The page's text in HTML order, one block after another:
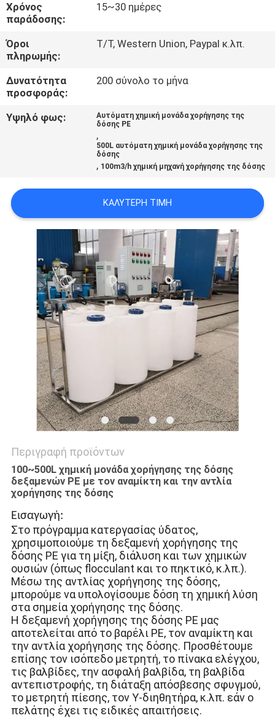
ΕΙΔΉΣΕΙΣ
ΖΗΤΉΣΤΕ
ΈΝΑ
ΑΠΌΣΠΑΣΜΑ
POLICY
Χρόνος
παράδοσης:
15~30 ημέρες
Όροι
πληρωμής:
T/T, Western Union, Paypal κ.λπ.
Δυνατότητα
προσφοράς:
200 σύνολο το μήνα
Υψηλό φως:
Αυτόματη χημική μονάδα χορήγησης της
δόσης PE
,
500L αυτόματη χημική μονάδα χορήγησης της
δόσης
, 100m3/h χημική μηχανή χορήγησης της δόσης
ΚΑΛΎΤΕΡΗ ΤΙΜΉ
Περιγραφή προϊόντων
100~500L χημική μονάδα χορήγησης της δόσης
δεξαμενών PE με τον αναμίκτη και την αντλία
χορήγησης της δόσης
Εισαγωγή:
Στο πρόγραμμα κατεργασίας ύδατος,
χρησιμοποιούμε τη δεξαμενή χορήγησης της
δόσης PE για τη μίξη, διάλυση και των χημικών
ουσιών (όπως flocculant και το πηκτικό, κ.λπ.).
Μέσω της αντλίας χορήγησης της δόσης,
μπορούμε να υπολογίσουμε δόση τη χημική λύση
στα σημεία χορήγησης της δόσης.
Η δεξαμενή χορήγησης της δόσης PE μας
αποτελείται από το βαρέλι PE, τον αναμίκτη και
την αντλία χορήγησης της δόσης. Προσθέτουμε
επίσης τον ισόπεδο μετρητή, το πίνακα ελέγχου,
τις βαλβίδες, την ασφαλή βαλβίδα, τη βαλβίδα
αντεπιστροφής, τη διάταξη απόσβεσης σφυγμού,
το μετρητή πίεσης, τον Υ-διηθητήρα, κ.λπ. εάν ο
πελάτης έχει τις ειδικές απαιτήσεις.